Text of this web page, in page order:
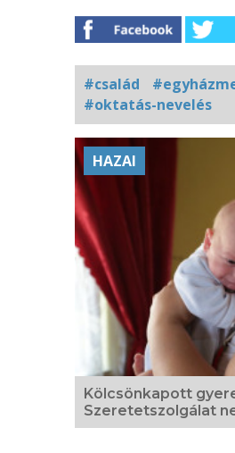
#család
#oktatás-nevelés
Kapcsolódó
fotógaléria
HAZAI
Kölcsönkapott
Szeretetszolgálat